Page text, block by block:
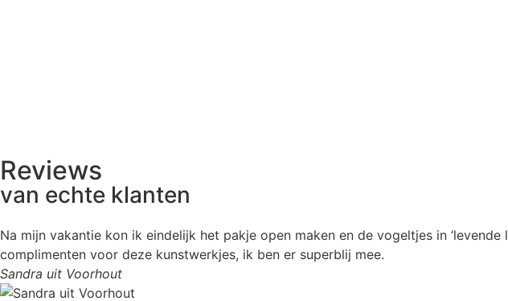
Reviews
van echte klanten
Na mijn vakantie kon ik eindelijk het pakje open maken en de vogeltjes in
complimenten voor deze kunstwerkjes, ik ben er superblij mee.
Sandra uit Voorhout